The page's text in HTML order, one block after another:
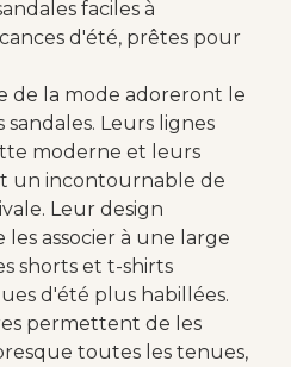
faciles à
d'été, prêtes pour
de la mode adoreront le
Leurs lignes
moderne et leurs
un incontournable de
Leur design
associer à une large
shorts et t-shirts
d'été plus habillées.
permettent de les
toutes les tenues,